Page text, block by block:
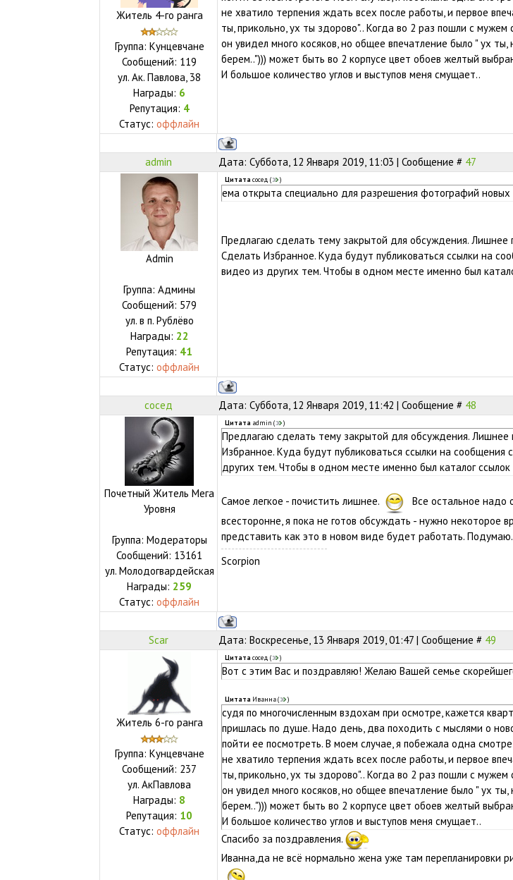
Житель 4-го ранга
Группа: Кунцевчане
Сообщений: 119
ул.Ак. Павлова, 38
Награды: 6
Репутация: 4
Статус:оффлайн
не хватило терпения ждать всех после работы, и первое
ты, прикольно, ух ты здорово".. Когда во 2 раз пошли с мужем
он увидел много косяков, но общее впечатление было " ух ты,
берем.."))) может быть во 2 корпусе цвет обоев желтый
И большое количество углов и выступов меня смущает..
admin Дата: Суббота, 12 Января 2019, 11:03 | Сообщение # 47
Admin
Группа: Админы
Сообщений: 579
ул. в п. Рублёво
Награды: 22
Репутация: 41
Статус:оффлайн
Цитата сосед ( )
ема открыта специально для разрешения фотографий новых
Предлагаю сделать тему закрытой для обсуждения. Лишнее
Сделать Избранное. Куда будут публиковаться ссылки на
видео из других тем. Чтобы в одном месте именно был
сосед Дата: Суббота, 12 Января 2019, 11:42 | Сообщение # 48
Почетный Житель Мега
Уровня
Группа: Модераторы
Сообщений: 13161
ул. Молодогвардейская
Награды: 259
Статус:оффлайн
Цитата admin ( )
Предлагаю сделать тему закрытой для обсуждения. Лишнее
Избранное. Куда будут публиковаться ссылки на сообщения
других тем. Чтобы в одном месте именно был каталог ссылок
Самое легкое - почистить лишнее.
Все остальное надо
всесторонне, я пока не готов обсуждать - нужно некоторое
представить как это в новом виде будет работать. Подумаю.
Scorpion
Scar Дата: Воскресенье, 13 Января 2019, 01:47 | Сообщение # 49
Житель 6-го ранга
Группа: Кунцевчане
Сообщений: 237
ул.АкПавлова
Награды: 8
Репутация: 10
Статус:оффлайн
Цитата сосед ( )
Вот с этим Вас и поздравляю! Желаю Вашей семье
Цитата Иванна( )
судя по многочисленным вздохам при осмотре, кажется
пришлась по душе. Надо день, два походить с мыслями о
пойти ее посмотреть. В моем случае, я побежала одна
не хватило терпения ждать всех после работы, и первое
ты, прикольно, ух ты здорово".. Когда во 2 раз пошли с мужем
он увидел много косяков, но общее впечатление было " ух ты,
берем.."))) может быть во 2 корпусе цвет обоев желтый
И большое количество углов и выступов меня смущает..
Спасибо за поздравления.
Иванна,да не всё нормально жена уже там перепланировки